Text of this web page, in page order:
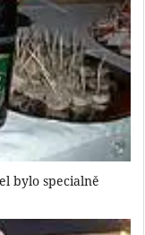
bylo specialně